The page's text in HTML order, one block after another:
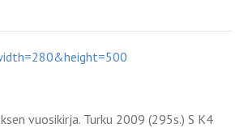
vuosikirja. Turku 2009 (295s.) S K4